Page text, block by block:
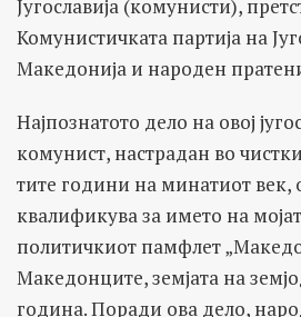
Југославија (комунисти),
Комунистичката партија на
Македонија и народен
Најпознатото дело на овој
комунист, настрадан во
тите години на минатиот век,
квалификува за името на
политичкиот памфлет
Македонците, земјата на
година. Поради ова дело,